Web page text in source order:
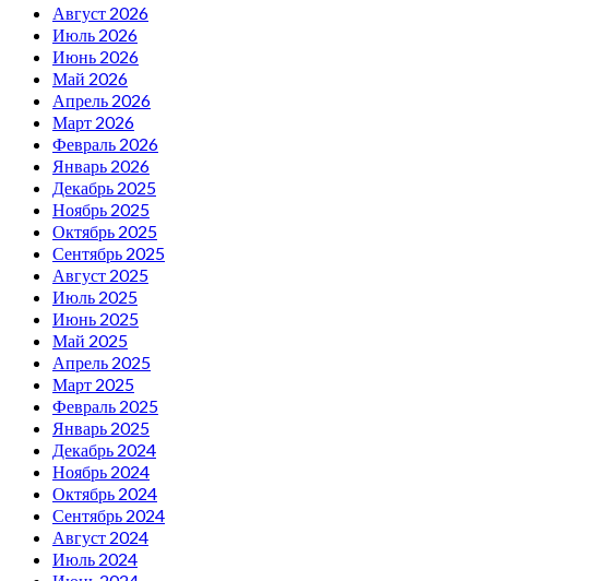
Август 2026
Июль 2026
Июнь 2026
Май 2026
Апрель 2026
Март 2026
Февраль 2026
Январь 2026
Декабрь 2025
Ноябрь 2025
Октябрь 2025
Сентябрь 2025
Август 2025
Июль 2025
Июнь 2025
Май 2025
Апрель 2025
Март 2025
Февраль 2025
Январь 2025
Декабрь 2024
Ноябрь 2024
Октябрь 2024
Сентябрь 2024
Август 2024
Июль 2024